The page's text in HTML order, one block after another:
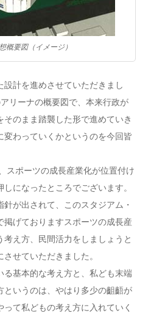
要図（イメージ）
計を進めさせていただきまし
リーナの概要図で、本来行政が
のまま踏襲した形で進めていき
変わっていくかというのを今回皆
スポーツの成長産業化が位置付け
になったところでございます。
が出されて、このスタジアム・
掲げておりますスポーツの成長産
え方、民間活力をしましょうと
せていただきました。
る基本的な考え方と、私ども末端
というのは、やはり多少の齟齬が
て私どもの考え方に入れていく